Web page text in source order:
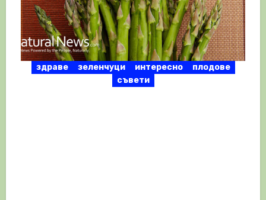
здраве зеленчуци интересно
плодове
съвети